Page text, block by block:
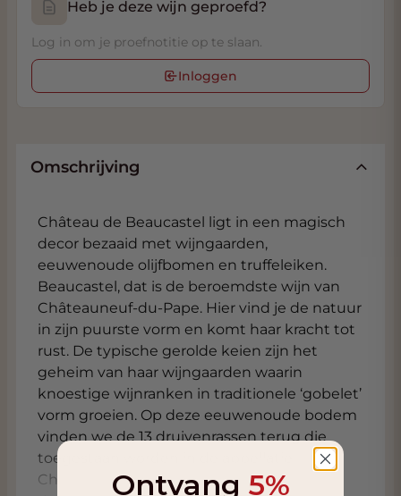
Heb je deze wijn geproefd?
Log in om je proefnotitie op te slaan.
Inloggen
Omschrijving
Château de Beaucastel ligt in een magisch
decor bezaaid met wijngaarden,
eeuwenoude olijfbomen en truffeleiken.
Beaucastel, dat is de beroemdste wijn van
Châteauneuf-du-Pape. Hier vind je de natuur
in zijn puurste vorm en komt haar kracht tot
rust. De typische gerolde keien zijn het
geheim van haar wijngaarden waarin
knoestige wijnranken in traditionele ‘gobelet’
vorm groeien. Op deze eeuwenoude bodem
vinden we de 13 druivenrassen terug die
toegestaan worden in de appellatie
Châteauneuf-du-Pape. Al deze 13
Ontvang 5%